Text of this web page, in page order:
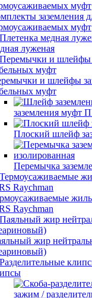
заземления
муфт
луженая
и шлейфы
муфт
заземления муфт
Плоский шлейф
Перемычка
Raychman
жир